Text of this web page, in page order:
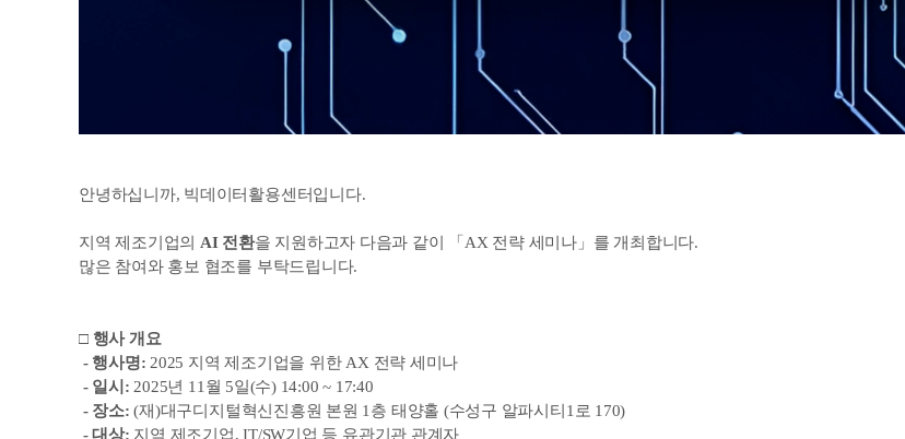
안녕하십니까, 빅데이터활용센터입니다.
지역 제조기업의 AI 전환을 지원하고자 다음과 같이 「AX 전략 세미나」를 개최합니다.
많은 참여와 홍보 협조를 부탁드립니다.
□ 행사 개요
- 행사명: 2025 지역 제조기업을 위한 AX 전략 세미나
- 일시: 2025년 11월 5일(수) 14:00 ~ 17:40
- 장소: (재)대구디지털혁신진흥원 본원 1층 태양홀 (수성구 알파시티1로 170)
-대상: 지역 제조기업, IT/SW기업 등 유관기관 관계자